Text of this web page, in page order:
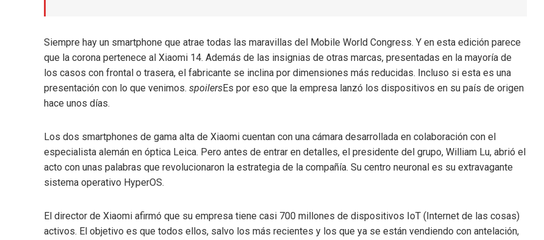
Siempre hay un smartphone que atrae todas las maravillas del Mobile World Congress. Y en esta edición parece
que la corona pertenece al Xiaomi 14. Además de las insignias de otras marcas, presentadas en la mayoría de
los casos con frontal o trasera, el fabricante se inclina por dimensiones más reducidas. Incluso si esta es una
presentación con lo que venimos. spoilersEs por eso que la empresa lanzó los dispositivos en su país de origen
hace unos días.
Los dos smartphones de gama alta de Xiaomi cuentan con una cámara desarrollada en colaboración con el
especialista alemán en óptica Leica. Pero antes de entrar en detalles, el presidente del grupo, William Lu, abrió el
acto con unas palabras que revolucionaron la estrategia de la compañía. Su centro neuronal es su extravagante
sistema operativo HyperOS.
El director de Xiaomi afirmó que su empresa tiene casi 700 millones de dispositivos IoT (Internet de las cosas)
activos. El objetivo es que todos ellos, salvo los más recientes y los que ya se están vendiendo con antelación,